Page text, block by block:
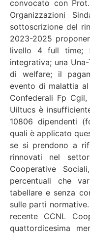
convocato con
Organizzazioni
sottoscrizione del
2023-2025
livello 4 full time;
integrativa; una
di welfare; il
evento di malattia
Confederali Fp
Uiltucs è
10806 dipendenti
quali è applicato
se si prendono a
rinnovati nel
Cooperative
percentuali che
tabellare e senza
sulle parti
recente CCNL
quattordicesima